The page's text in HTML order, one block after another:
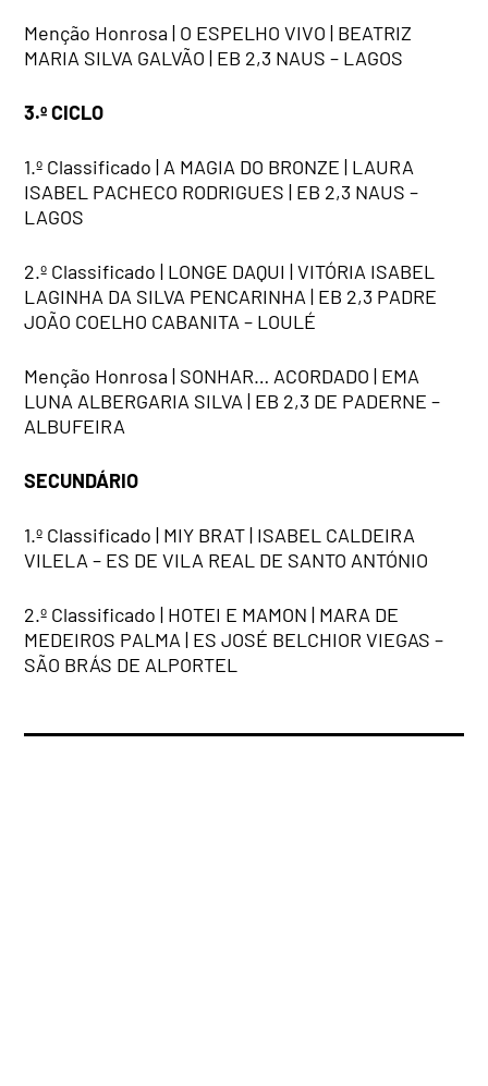
Menção Honrosa | O ESPELHO VIVO | BEATRIZ
MARIA SILVA GALVÃO | EB 2,3 NAUS – LAGOS
3.º CICLO
1.º Classificado | A MAGIA DO BRONZE | LAURA
ISABEL PACHECO RODRIGUES | EB 2,3 NAUS –
LAGOS
2.º Classificado | LONGE DAQUI | VITÓRIA ISABEL
LAGINHA DA SILVA PENCARINHA | EB 2,3 PADRE
JOÃO COELHO CABANITA – LOULÉ
Menção Honrosa | SONHAR… ACORDADO | EMA
LUNA ALBERGARIA SILVA | EB 2,3 DE PADERNE –
ALBUFEIRA
SECUNDÁRIO
1.º Classificado | MIY BRAT | ISABEL CALDEIRA
VILELA – ES DE VILA REAL DE SANTO ANTÓNIO
2.º Classificado | HOTEI E MAMON | MARA DE
MEDEIROS PALMA | ES JOSÉ BELCHIOR VIEGAS –
SÃO BRÁS DE ALPORTEL